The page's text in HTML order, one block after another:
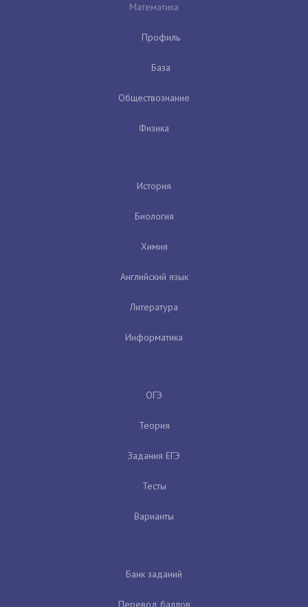
Математика
Профиль
База
Обществознание
Физика
История
Биология
Химия
Английский язык
Литература
Информатика
ОГЭ
Теория
Задания ЕГЭ
Тесты
Варианты
Банк заданий
Перевод баллов